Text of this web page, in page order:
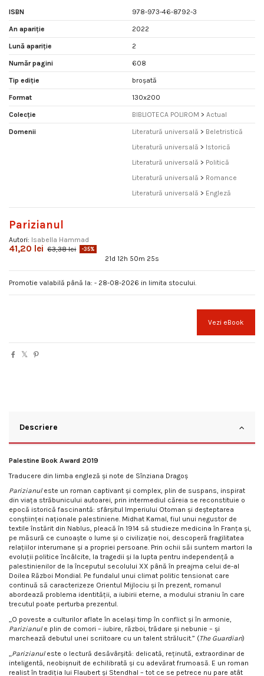
ISBN 978-973-46-8792-3
An apariție 2022
Lună apariție 2
Număr pagini 608
Tip ediție broșată
Format 130x200
Colecție BIBLIOTECA POLIROM > Actual
Domenii Literatură universală > Beletristică
Literatură universală > Istorică
Literatură universală > Politică
Literatură universală > Romance
Literatură universală > Engleză
Parizianul
Autori: Isabella Hammad
41,20 lei 63,38 lei -35%
21d 12h 50m 25s
Promotie valabilă până la: - 28-08-2026 in limita stocului.
Vezi eBook
Descriere
Palestine Book Award 2019
Traducere din limba engleză și note de Sînziana Dragoș
Parizianuleste un roman captivant şi complex, plin de suspans, inspirat
din viaţa străbunicului autoarei, prin intermediul căreia se reconstituie o
epocă istorică fascinantă: sfârşitul Imperiului Otoman şi deşteptarea
conştiinţei naţionale palestiniene. Midhat Kamal, fiul unui negustor de
textile înstărit din Nablus, pleacă în 1914 să studieze medicina în Franţa şi,
pe măsură ce cunoaşte o lume şi o civilizaţie noi, descoperă fragilitatea
relaţiilor interumane şi a propriei persoane. Prin ochii săi suntem martori la
evoluţii politice încâlcite, la tragedii şi la lupta pentru independenţă a
palestinienilor de la începutul secolului XX până în preajma celui de-al
Doilea Război Mondial. Pe fundalul unui climat politic tensionat care
continuă să caracterizeze Orientul Mijlociu şi în prezent, romanul
abordează problema identităţii, a iubirii eterne, a modului straniu în care
trecutul poate perturba prezentul.
„O poveste a culturilor aflate în acelaşi timp în conflict şi în armonie,
Parizianule plin de comori – iubire, război, trădare şi nebunie – şi
marchează debutul unei scriitoare cu un talent strălucit.” (The Guardian)
Parizianuleste o lectură desăvârşită: delicată, reţinută, extraordinar de
inteligentă, neobişnuit de echilibrată şi cu adevărat frumoasă. E un roman
realist în tradiţia lui Flaubert şi Stendhal – tot ce se petrece nu pare atât